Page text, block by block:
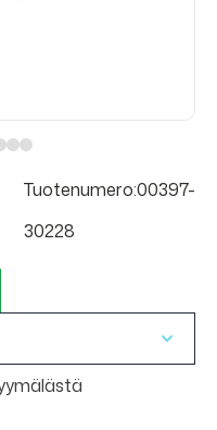
Tuotenumero:00397-
30228